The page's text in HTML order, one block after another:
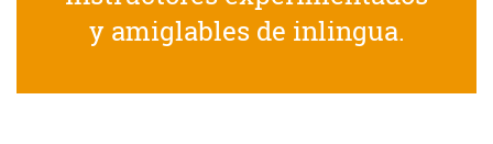
y amiglables de inlingua.